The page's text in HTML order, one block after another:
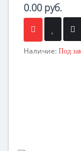
0.00 руб.
Наличие: Под